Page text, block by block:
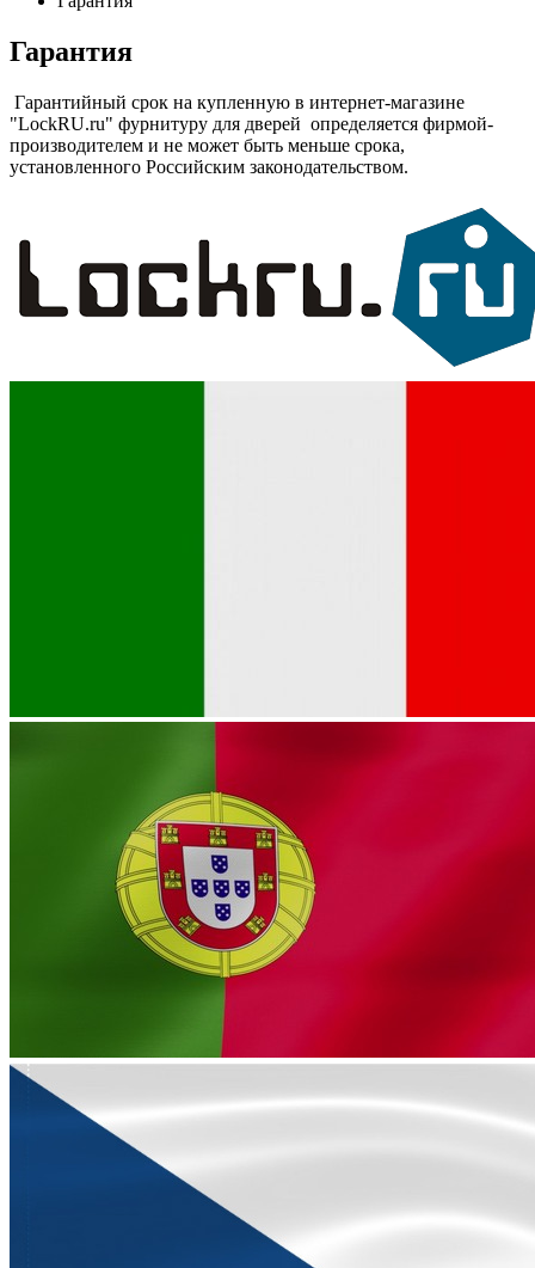
Гарантия
Гарантийный срок на купленную в интернет-магазине
"LockRU.ru" фурнитуру для дверей определяется фирмой-
производителем и не может быть меньше срока,
установленного Российским законодательством.